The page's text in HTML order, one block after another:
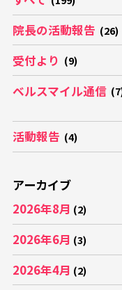
k
院長の活動報告 (26)
受付より (9)
ベルスマイル通信
活動報告 (4)
アーカイブ
2026年8月 (2)
2026年6月 (3)
2026年4月 (2)